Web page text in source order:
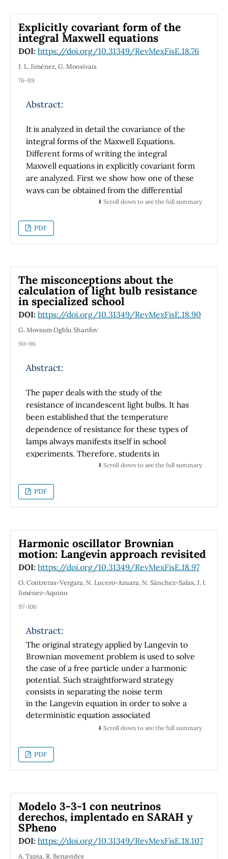
Explicitly covariant form of the
integral Maxwell equations
DOI: https://doi.org/10.31349/RevMexFisE.18.76
J. L. Jiménez, G. Monsivais
76-89
Abstract:
It is analyzed in detail the covariance of the
integral forms of the Maxwell Equations.
Different forms of writing the integral
Maxwell equations in explicitly covariant form
are analyzed. First we show how one of these
ways can be obtained from the differential
Maxwell equations, both from their usual
vector form. Then we discuss how this
covariant integral Maxwell equations can be
write the usual integral equations without
time derivatives. The integrations regions in
the three-dimensional space and time are
identified with parts of the same hyper-
point is carefully analyzed. Later we discuss
other forms of the integral Maxwell equations.
expressed in an explicitly covariant form.
⬇️ Scroll down to see the full summary
PDF
The misconceptions about the
calculation of light bulb resistance
in specialized school
DOI: https://doi.org/10.31349/RevMexFisE.18.90
G. Movsum Oghlu Sharifov
90-96
Abstract:
The paper deals with the study of the
resistance of incandescent light bulbs. It has
been established that the temperature
dependence of resistance for these types of
lamps always manifests itself in school
experiments. Therefore, students in
specialized school should be taught a
resistors and lamps in circuits in term of
didactic principles and be given a detailed
understood as equipment errors.
⬇️ Scroll down to see the full summary
PDF
Harmonic oscillator Brownian
motion: Langevin approach revisited
DOI: https://doi.org/10.31349/RevMexFisE.18.97
O. Contreras-Vergara, N. Lucero-Azuara, N. Sánchez-Salas, J. I.
Jiménez-Aquino
97-106
Abstract:
The original strategy applied by Langevin to
Brownian movement problem is used to solve
the case of a free particle under a harmonic
potential. Such straightforward strategy
consists in separating the noise term
in the Langevin equation in order to solve a
deterministic equation associated
with the Mean Square Displacement (MSD). In
calculate the variance for the stochastic
harmonic oscillator and then the MSD appears
immediately. We study the problem in the
that, for times greater than the relaxation
time, Langevin's original strategy is quite
consistent with the exact theoretical solutions
reported by Chandrasekhar and Lemons,
these latter obtained using the statistical
properties of a Gaussian white noise. Our
⬇️ Scroll down to see the full summary
PDF
Modelo 3-3-1 con neutrinos
derechos, implentado en SARAH y
SPheno
DOI: https://doi.org/10.31349/RevMexFisE.18.107
A. Tapia, R. Benavides